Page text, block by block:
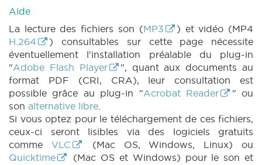
(2022-2023) (PDF)
14 (2022-2023) (PDF)
|COMMU 20230405
(2022-2023) (PDF)
|
Aide
La lecture des fichiers son (MP3
) et vidéo (MP4
H.264
) consultables sur cette page nécessite
éventuellement l'installation préalable du plug-in
"Adobe Flash Player
", quant aux documents au
format PDF (CRI, CRA), leur consultation est
possible grâce au plug-in "Acrobat Reader
" ou
son alternative libre.
Si vous optez pour le téléchargement de ces fichiers,
ceux-ci seront lisibles via des logiciels gratuits
comme VLC
(Mac OS, Windows, Linux) ou
Quicktime
(Mac OS et Windows) pour le son et